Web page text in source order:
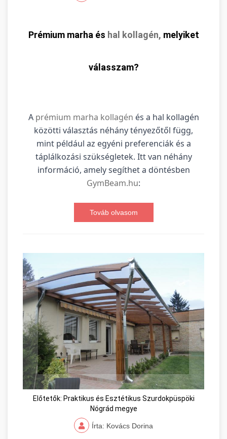
Prémium marha és hal kollagén, melyiket
válasszam?
A prémium marha kollagén és a hal kollagén
közötti választás néhány tényezőtől függ,
mint például az egyéni preferenciák és a
táplálkozási szükségletek. Itt van néhány
információ, amely segíthet a döntésben
GymBeam.hu:
Továb olvasom
Előtetők: Praktikus és Esztétikus Szurdokpüspöki
Nógrád megye
Írta: Kovács Dorina